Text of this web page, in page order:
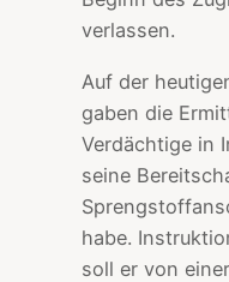
verlassen.
Auf der
gaben die
Verdächtige in
seine
habe.
soll er von